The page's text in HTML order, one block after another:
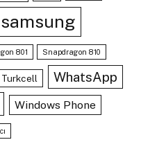
samsung
801 Snapdragon 810
Turkcell WhatsApp
Windows Phone